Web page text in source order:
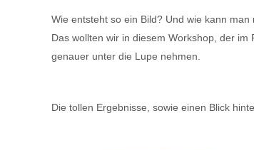
Wie entsteht so ein Bild? Und wie kann
Das wollten wir in diesem Workshop, der
genauer unter die Lupe nehmen.
Die tollen Ergebnisse, sowie einen Blick